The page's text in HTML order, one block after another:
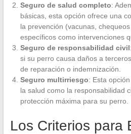
Seguro de salud completo:
básicas, esta opción ofrece una
la prevención (vacunas,
específicos como intervenciones
Seguro de responsabilidad civil
si su perro causa daños a
de reparación o indemnización.
Seguro multirriesgo: Esta
la salud como la responsabilidad
protección máxima para su perro.
Los Criterios para